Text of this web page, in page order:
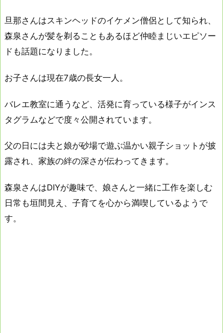
旦那さんはスキンヘッドのイケメン僧侶として知られ、
森泉さんが髪を剃ることもあるほど仲睦まじいエピソー
ドも話題になりました。
お子さんは現在7歳の長女一人。
バレエ教室に通うなど、活発に育っている様子がインス
タグラムなどで度々公開されています。
父の日には夫と娘が砂場で遊ぶ温かい親子ショットが披
露され、家族の絆の深さが伝わってきます。
森泉さんはDIYが趣味で、娘さんと一緒に工作を楽しむ
日常も垣間見え、子育てを心から満喫しているようで
す。